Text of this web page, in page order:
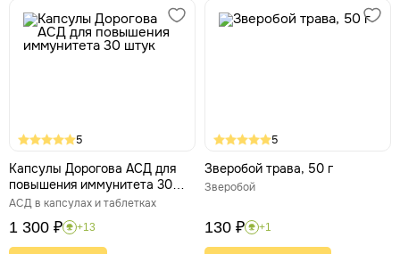
5
Капсулы Дорогова АСД для
повышения иммунитета 30
штук
АСД в капсулах и таблетках
1 300 ₽ +13
5
Зверобой трава, 50 г
Зверобой
130 ₽ +1